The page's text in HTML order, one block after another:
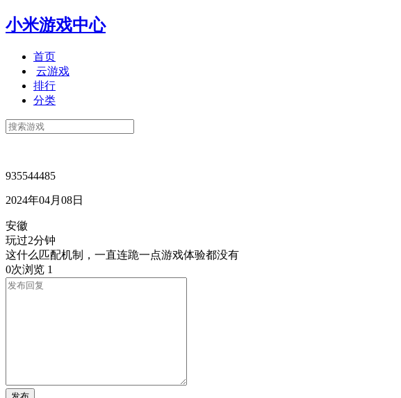
小米游戏中心
首页
云游戏
排行
分类
935544485
2024年04月08日
安徽
玩过2分钟
这什么匹配机制，一直连跪一点游戏体验都没有
0次浏览 1